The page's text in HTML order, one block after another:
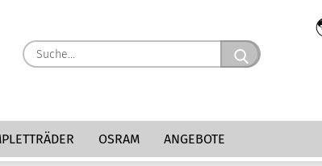
Suche...
OSRAM ANGEBOTE